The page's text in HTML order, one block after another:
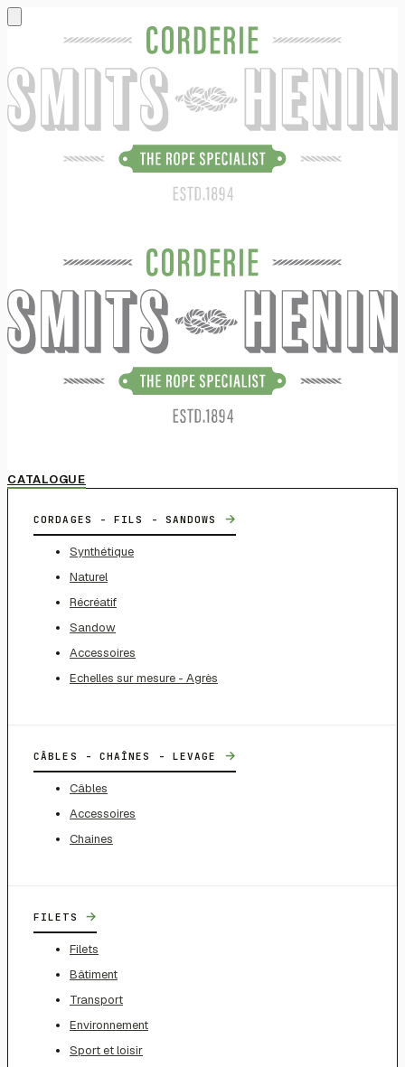
CATALOGUE
CORDAGES - FILS - SANDOWS →
Synthétique
Naturel
Récréatif
Sandow
Accessoires
Echelles sur mesure - Agrès
CÂBLES - CHAÎNES - LEVAGE →
Câbles
Accessoires
Chaines
FILETS →
Filets
Bâtiment
Transport
Environnement
Sport et loisir